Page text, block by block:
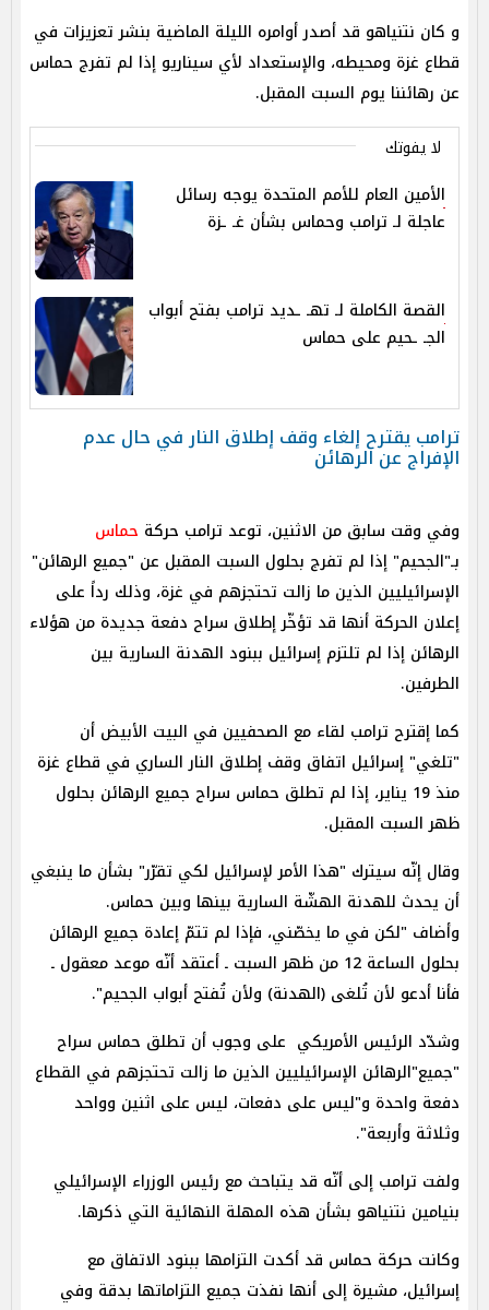
و كان نتنياهو قد أصدر أوامره الليلة الماضية بنشر تعزيزات في
قطاع غزة ومحيطه، والإستعداد لأي سيناريو إذا لم تفرج حماس
عن رهائننا يوم السبت المقبل.
لا يفوتك
الأمين العام للأمم المتحدة يوجه رسائل
عاجلة لـ ترامب وحماس بشأن غـ ـزة
القصة الكاملة لـ تهـ ـديد ترامب بفتح أبواب
الجـ ـحيم على حماس
ترامب يقترح إلغاء وقف إطلاق النار في حال عدم
الإفراج عن الرهائن
وفي وقت سابق من الاثنين، توعد ترامب حركة حماس
بـ"الجحيم" إذا لم تفرج بحلول السبت المقبل عن "جميع الرهائن"
الإسرائيليين الذين ما زالت تحتجزهم في غزة، وذلك رداً على
إعلان الحركة أنها قد تؤخّر إطلاق سراح دفعة جديدة من هؤلاء
الرهائن إذا لم تلتزم إسرائيل ببنود الهدنة السارية بين
الطرفين.
كما إقترح ترامب لقاء مع الصحفيين في البيت الأبيض أن
"تلغي" إسرائيل اتفاق وقف إطلاق النار الساري في قطاع غزة
منذ 19 يناير، إذا لم تطلق حماس سراح جميع الرهائن بحلول
ظهر السبت المقبل.
وقال إنّه سيترك "هذا الأمر لإسرائيل لكي تقرّر" بشأن ما ينبغي
أن يحدث للهدنة الهشّة السارية بينها وبين حماس.
وأضاف "لكن في ما يخصّني، فإذا لم تتمّ إعادة جميع الرهائن
بحلول الساعة 12 من ظهر السبت ـ أعتقد أنّه موعد معقول ـ
فأنا أدعو لأن تُلغى (الهدنة) ولأن تُفتح أبواب الجحيم".
وشدّد الرئيس الأمريكي على وجوب أن تطلق حماس سراح
"جميع"الرهائن الإسرائيليين الذين ما زالت تحتجزهم في القطاع
دفعة واحدة و"ليس على دفعات، ليس على اثنين وواحد
وثلاثة وأربعة".
ولفت ترامب إلى أنّه قد يتباحث مع رئيس الوزراء الإسرائيلي
بنيامين نتنياهو بشأن هذه المهلة النهائية التي ذكرها.
وكانت حركة حماس قد أكدت التزامها ببنود الاتفاق مع
إسرائيل، مشيرة إلى أنها نفذت جميع التزاماتها بدقة وفي